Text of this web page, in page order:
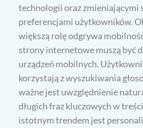
technologii oraz zmieniającymi
preferencjami użytkowników.
większą rolę odgrywa
strony internetowe muszą być
urządzeń mobilnych.
korzystają z wyszukiwania
ważne jest uwzględnienie
długich fraz kluczowych w
istotnym trendem jest